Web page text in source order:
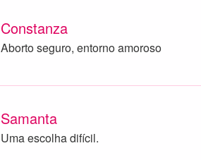
Constanza
Aborto seguro, entorno amoroso
Samanta
Uma escolha difícil.